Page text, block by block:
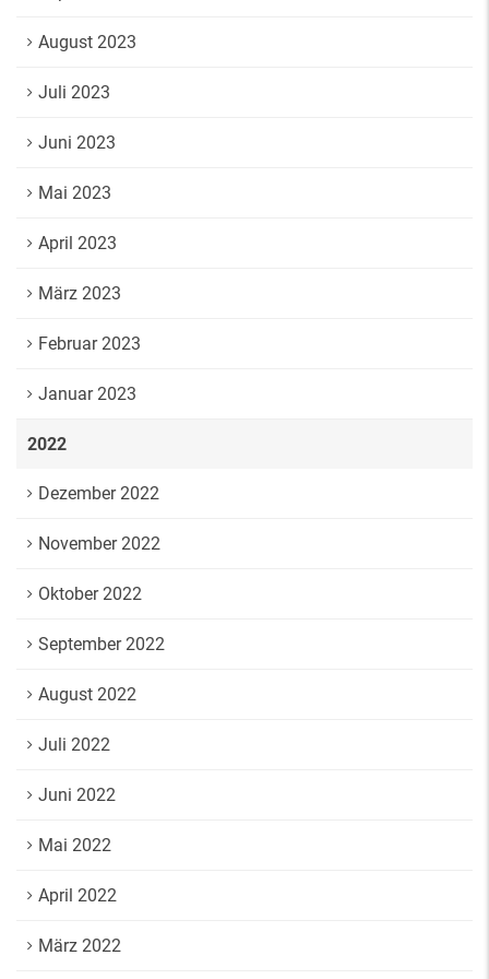
August 2023
Juli 2023
Juni 2023
Mai 2023
April 2023
März 2023
Februar 2023
Januar 2023
2022
Dezember 2022
November 2022
Oktober 2022
September 2022
August 2022
Juli 2022
Juni 2022
Mai 2022
April 2022
März 2022